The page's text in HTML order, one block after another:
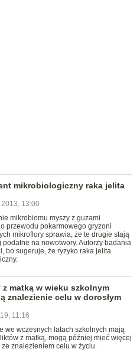
mikrobiologiczny raka jelita
13:00
mikrobiomu myszy z guzami
przewodu pokarmowego gryzoni
mikroflory sprawia, że te drugie stają
podatne na nowotwory. Autorzy badania
bo sugeruje, że ryzyko raka jelita
matką w wieku szkolnym
znalezienie celu w dorosłym
11:16
we wczesnych latach szkolnych mają
z matką, mogą później mieć więcej
znalezieniem celu w życiu.